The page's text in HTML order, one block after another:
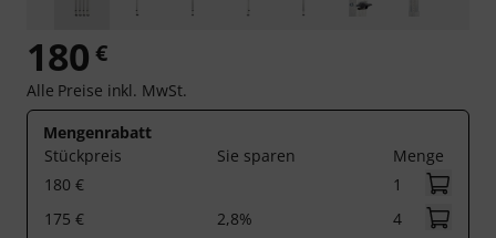
180 €
Alle Preise inkl. MwSt.
Mengenrabatt
Stückpreis
Sie sparen
Menge
180 €
1
175 €
2,8%
4